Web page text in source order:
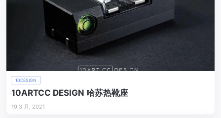
10DESIGN
10ARTCC DESIGN 哈苏热靴座
19 3 月, 2021